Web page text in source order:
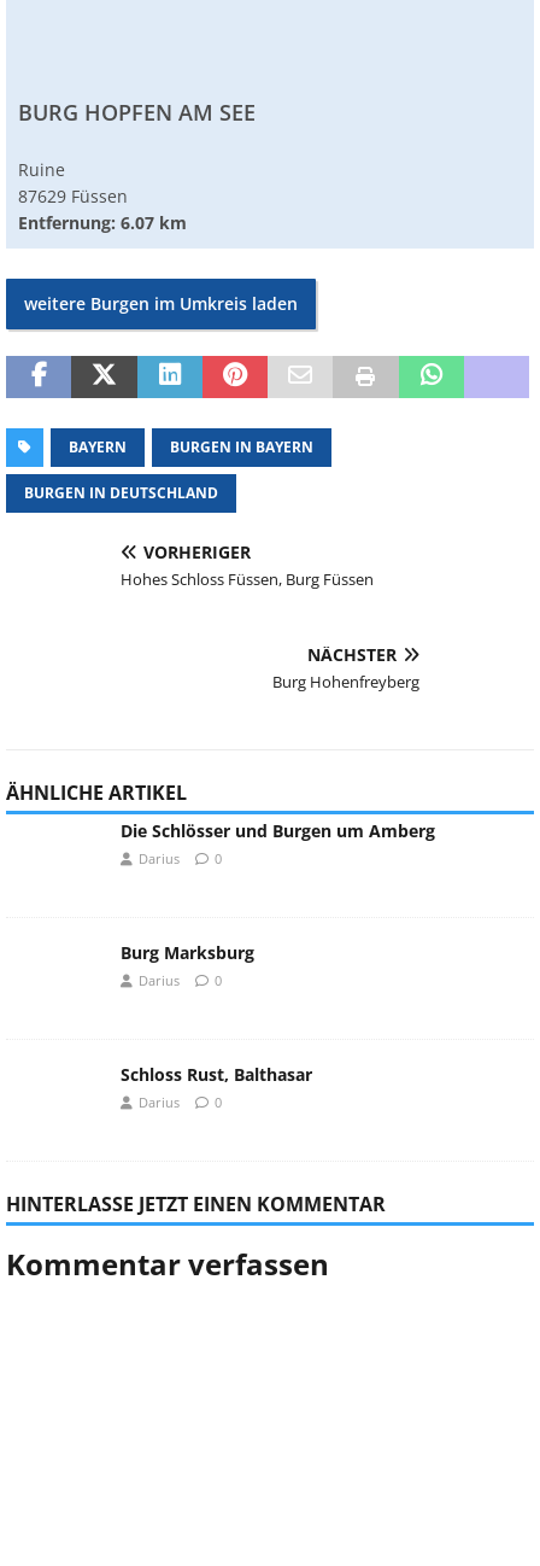
BURG HOPFEN AM SEE
Ruine
87629 Füssen
Entfernung: 6.07 km
weitere Burgen im Umkreis laden
BAYERN BURGEN IN BAYERN
BURGEN IN DEUTSCHLAND
VORHERIGER
Hohes Schloss Füssen, Burg Füssen
NÄCHSTER
Burg Hohenfreyberg
ÄHNLICHE ARTIKEL
Die Schlösser und Burgen um Amberg
Darius 0
Burg Marksburg
Darius 0
Schloss Rust, Balthasar
Darius 0
HINTERLASSE JETZT EINEN KOMMENTAR
Kommentar verfassen